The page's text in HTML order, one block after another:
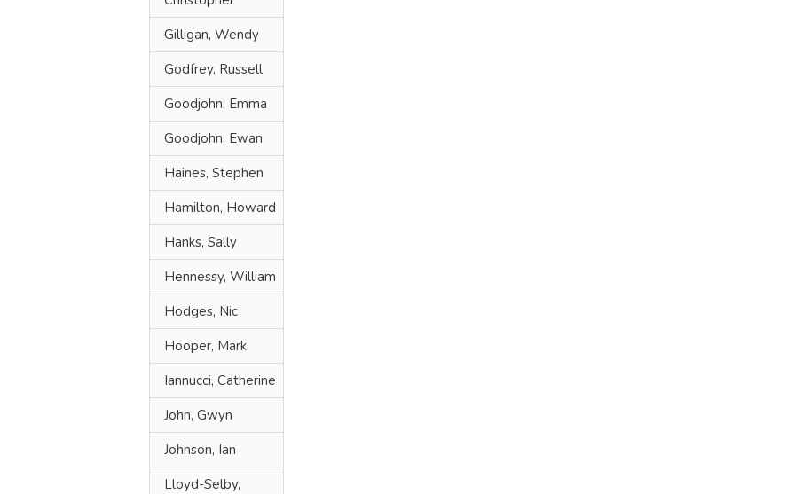
Gilligan, Wendy
Godfrey, Russell
Goodjohn, Emma
Goodjohn, Ewan
Haines, Stephen
Hamilton, Howard
Hanks, Sally
Hennessy, William
Hodges, Nic
Hooper, Mark
Iannucci, Catherine
John, Gwyn
Johnson, Ian
Lloyd-Selby,